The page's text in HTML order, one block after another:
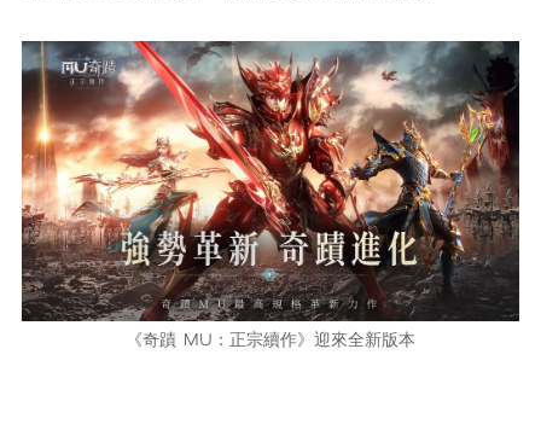
《奇蹟 MU：正宗續作》迎來全新版本